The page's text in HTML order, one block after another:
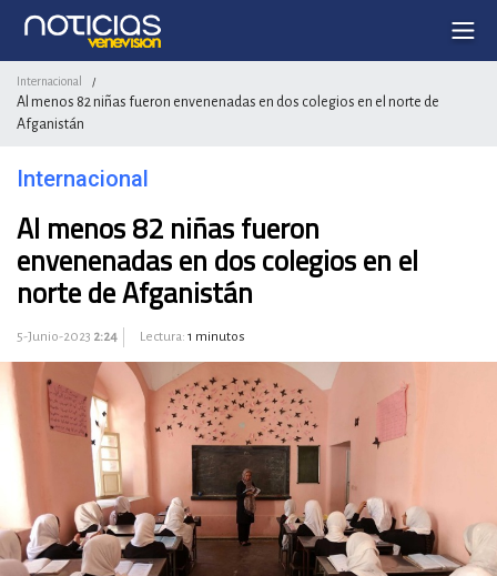
Internacional /
Al menos 82 niñas fueron envenenadas en dos colegios en el norte de
Afganistán
Internacional
Al menos 82 niñas fueron
envenenadas en dos colegios en el
norte de Afganistán
5-Junio-2023 2:24 Lectura: 1 minutos